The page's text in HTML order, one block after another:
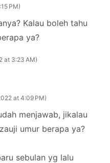
PM
Kalau boleh tahu
ya?
at 3:23 AM
at 4:09 PM
menjawab, jikalau
umur berapa ya?
sebulan yg lalu